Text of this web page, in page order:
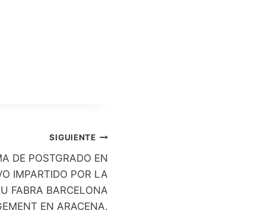
SIGUIENTE
DE POSTGRADO EN
IMPARTIDO POR LA
FABRA BARCELONA
EN ARACENA.